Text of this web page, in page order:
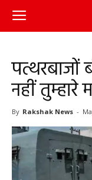
नहीं तुम्हारे
By Rakshak News -